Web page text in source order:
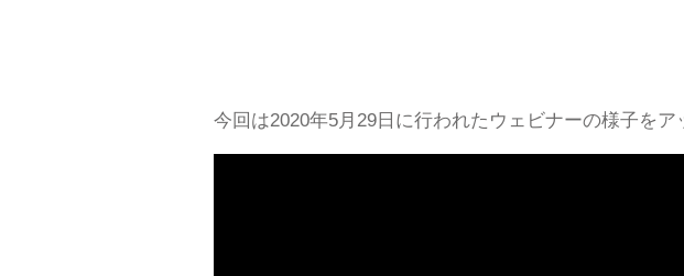
今回は2020年5月29日に行われたウェビナーの様子をア